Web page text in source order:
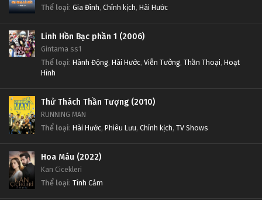
Thể loại: Gia Đình, Chính kịch, Hài Hước
Linh Hồn Bạc phần 1 (2006)
Gintama ss1
Thể loại: Hành Động, Hài Hước, Viễn Tưởng, Thần Thoại, Hoạt
Hình
Thử Thách Thần Tượng (2010)
RUNNING MAN
Thể loại: Hài Hước, Phiêu Lưu, Chính kịch, TV Shows
Hoa Máu (2022)
Kan Cicekleri
Thể loại: Tình Cảm